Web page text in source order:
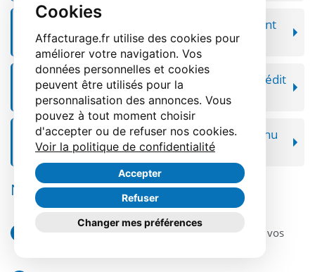
Cookies
Affacturage.fr utilise des cookies pour
améliorer votre navigation. Vos
données personnelles et cookies
peuvent être utilisés pour la
personnalisation des annonces. Vous
pouvez à tout moment choisir
d'accepter ou de refuser nos cookies.
Voir la politique de confidentialité
Accepter
Refuser
Changer mes préférences
13. Faut-il proposer une remise pour paiement
anticipé ?
14. Quels indicateurs suivre pour piloter le crédit
commercial ?
15. Pourquoi le crédit commercial est-il devenu
un enjeu stratégique pour les PME ?
Nos engagements
La recherche de la meilleure solution adaptée à vos